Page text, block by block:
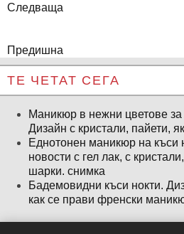
Следваща
Предишна
ТЕ ЧЕТАТ СЕГА
Маникюр в нежни цветове за
Дизайн с кристали, пайети,
Еднотонен маникюр на къси
новости с гел лак, с
шарки. снимка
Бадемовидни къси нокти.
как се прави френски